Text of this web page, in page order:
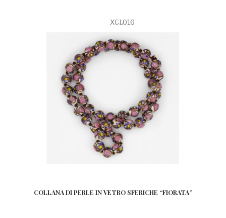
XCL016
COLLANA DI PERLE IN VETRO SFERICHE “FIORATA”